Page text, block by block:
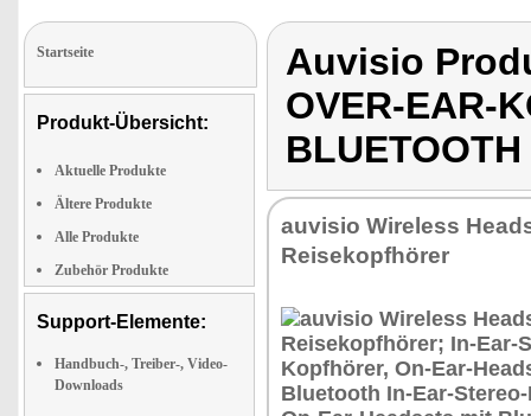
Startseite
Produkt-Übersicht:
Aktuelle Produkte
Ältere Produkte
Alle Produkte
Zubehör Produkte
Support-Elemente:
Handbuch-, Treiber-, Video-
Downloads
Auvisio
OVER-EAR-
BLUETOOTH
auvisio Wireless
Reisekopfhörer